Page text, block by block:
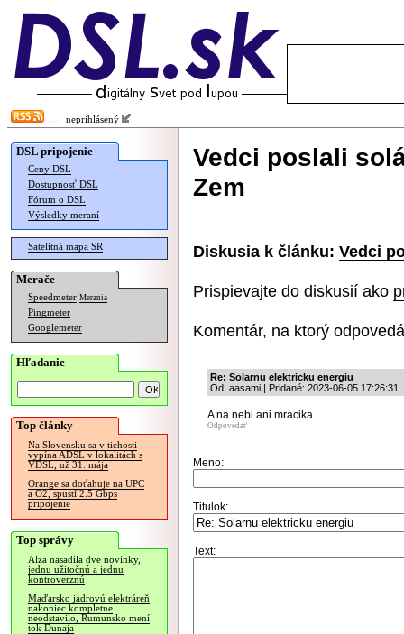
neprihlásený
DSL pripojenie
Ceny DSL
Dostupnosť DSL
Fórum o DSL
Výsledky meraní
Satelitná mapa SR
Merače
Speedmeter Merania
Pingmeter
Googlemeter
Hľadanie
Top články
Na Slovensku sa v tichosti
vypína ADSL v lokalitách s
VDSL, už 31. mája
Orange sa doťahuje na UPC
a O2, spustí 2.5 Gbps
pripojenie
Top správy
Alza nasadila dve novinky,
jednu užitočnú a jednu
kontroverznú
Maďarsko jadrovú elektráreň
nakoniec kompletne
neodstavilo, Rumunsko mení
tok Dunaja
Vedci poslali
Zem
Diskusia k článku: Vedci
Prispievajte do diskusií ako
Komentár, na ktorý
Re: Solarnu elektricku energiu
Od: aasami | Pridané: 2023-06-05 17:26:31
A na nebi ani mracika ...
Odpovedať
Meno:
Titulok:
Text: